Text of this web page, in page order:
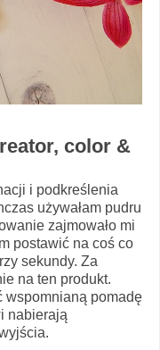
color &
i podkreślenia
używałam pudru
zajmowało mi
postawić na coś co
sekundy. Za
na ten produkt.
wspomnianą pomadę
nabierają